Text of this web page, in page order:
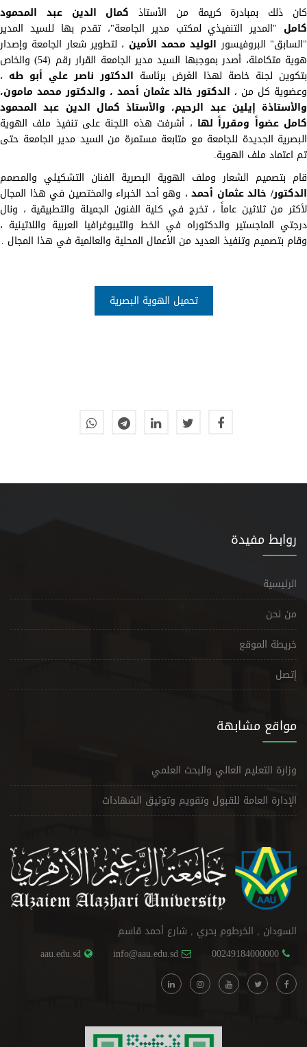
كان ذلك بمبادرة كريمة من الأستاذ كمال الدين عبد المحمود
كامل "المدير التنفيذي لمكتب مدير الجامعة"، تقدم بها للسيد المدير
"السابق" البروفيسور الوليد محمد الأمين ، لتطوير شعار الجامعة وإصدار
هوية متكاملة، أصدر بموجبها السيد مدير الجامعة القرار رقم (54) والخاص
بتكوين لجنة خاصة لهذا الغرض برئاسة الدكتور ناصر علي أبو طه ،
وعضوية كل من ، الدكتور خالد عثمان أحمد ، والدكتور محمد مامون،
والأستاذة إيلين عبد الرحيم، والأستاذ كمال الدين عبد المحمود
كامل عضواً ومقرراً لها ، أشرفت هذه اللجنة على تنفيذ ملف الهوية
البصرية الجديدة للجامعة مع متابعة مستمرة من السيد مدير الجامعة حتى
تم اعتماد ملف الهوية.
قام بتصميم الشعار وملف الهوية البصرية الفنان التشكيلي والمصمم
الدكتور/ خالد عثمان أحمد، وهو أحد الخبراء والمختصين في هذا المجال
لأكثر من ثلاثين عاماً ، تخرج في كلية الفنون الجميلة والتطبيقية ، ونال
درجتي الماجستير والدكتوراه في الخط والتيبوغرافيا العربية واللاتينية ،
وقام بتصميم وتنفيذ العديد من الأعمال المحلية والعالمية في هذا المجال .
تحميل الهوية البصرية
روابط مفيدة
الرئيسية
من نحن
خريطة الموقع
إتصل
مواقع مشابهة
وزارة التعليم العالي والبحث العلمي
الإدارة العامة للقبول وتقويم وتوثيق الشهادات
السودان , الخرطوم بحري , شارع أحمد قاسم
00249184000000
info@aau.edu.sd
aau.edu.sd